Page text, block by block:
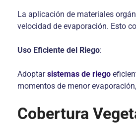
La aplicación de materiales
velocidad de evaporación. Esto
Uso Eficiente del Riego:
Adoptarsistemas de riego
momentos de menor
Cobertura